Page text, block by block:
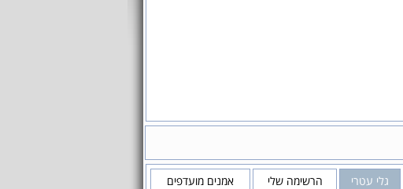
גלי עטרי הרשימה שלי אמנים מועדפים